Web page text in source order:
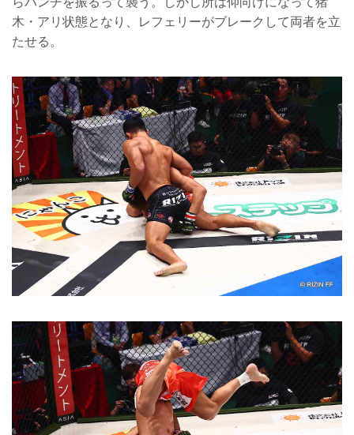
木・アリ状態となり、レフェリーがブレークして両者を立
たせる。